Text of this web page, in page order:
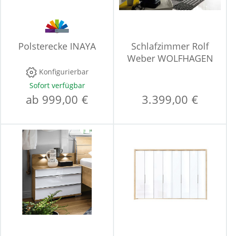
Polsterecke INAYA
Konfigurierbar
Sofort verfügbar
ab 999,00 €
Schlafzimmer Rolf
Weber WOLFHAGEN
3.399,00 €